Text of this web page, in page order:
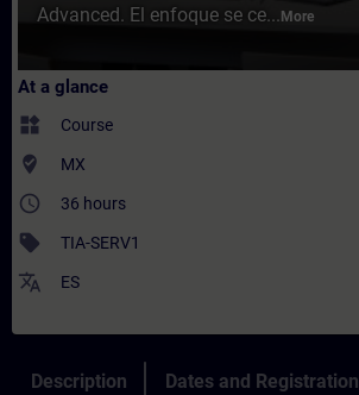
Advanced. El enfoque se ce... More
At a glance
widgets Course
where_to_vote MX
access_time 36 hours
sell TIA-SERV1
translate ES
Description Dates and Registration